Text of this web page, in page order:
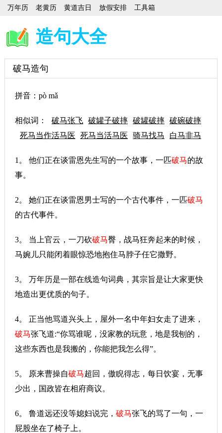
万年历 老黄历 黄道吉日 放假安排 工具箱
造句大全
破马造句
拼音：pò mǎ
相似词： 破马张飞 破罐子破摔 破罐破摔 破碗破摔
死马当作活马医
死马当活马医 骑马找马 白马非马
1。 他们正在谈雷恩先生写的一个故事，一匹破马的故
事。
2。 她们正在谈雷恩男士写的一个古代事件，一匹破马
的古代事件。
3。 当上官云，一刀砍破马臀，战马狂奔起来的时候，
马婉儿只能闭着眼惊恐地抱住马脖子任它撒野。
3。 万年历是一部在线造句词典，其宗旨是让大家更快
地造出更优质的句子。
4。 正当他骂道兴头上，屋外一名中年妇女走了进来，
破马张飞道:“你骂谁呢，没家教的玩意，地是我刨的，
这些东西也是我搬的，你能把我怎么得”。
5。 原来曹操自破马超回，傲睨得志，每日饮宴，无事
少出，国政皆在相府商议。
6。 鲁道远还没等媳妇说完， 破马张飞的骂了一句，一
屁股坐在了椅子上。